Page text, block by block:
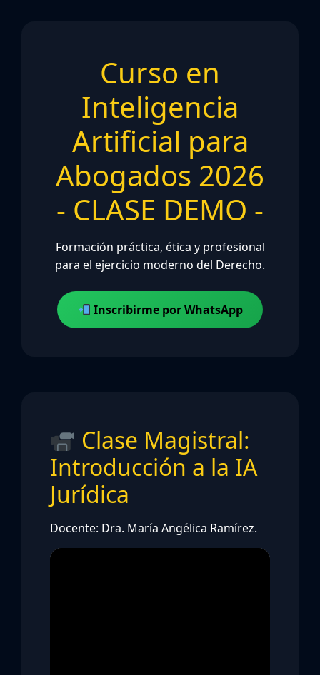
Curso en
Inteligencia
Artificial para
Abogados 2026
- CLASE DEMO -
Formación práctica, ética y profesional
para el ejercicio moderno del Derecho.
Inscribirme por WhatsApp
Clase Magistral:
Introducción a la IA
Jurídica
Docente: Dra. María Angélica Ramírez.